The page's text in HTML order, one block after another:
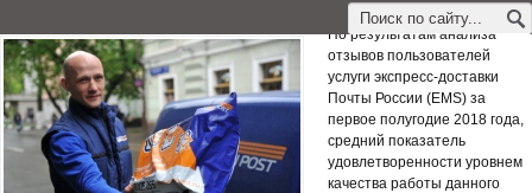
По результатам анализа
отзывов пользователей
услуги экспресс-доставки
Почты России (EMS) за
первое полугодие 2018 года,
средний показатель
удовлетворенности уровнем
качества работы данного